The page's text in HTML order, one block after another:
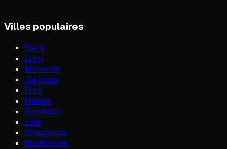
Villes populaires
Paris
Lyon
Marseille
Toulouse
Nice
Nantes
Bordeaux
Lille
Strasbourg
Montpellier